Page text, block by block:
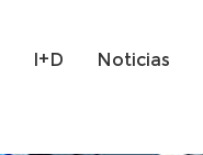
I+D Noticias